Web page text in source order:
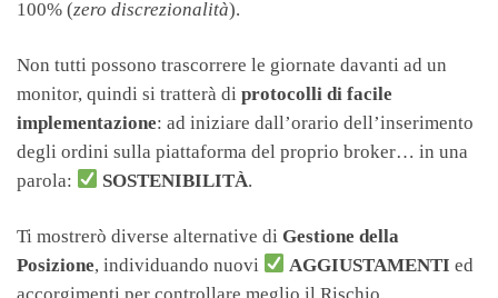
100% (zero discrezionalità).
Non tutti possono trascorrere le giornate davanti ad un
monitor, quindi si tratterà di protocolli di facile
implementazione: ad iniziare dall’orario dell’inserimento
degli ordini sulla piattaforma del proprio broker… in una
parola:
SOSTENIBILITÀ.
Ti mostrerò diverse alternative di Gestione della
Posizione, individuando nuovi AGGIUSTAMENTI ed